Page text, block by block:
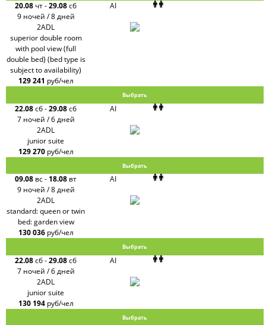
20.08 чт-29.08сб
9 ночей / 8 дней
AI
2ADL
superior double room
with pool view (full
double bed) (bed type is
subject to availability)
129 241 руб/чел
Выбрать
22.08сб-29.08сб
7 ночей / 6 дней
AI
2ADL
junior suite
129 270 руб/чел
Выбрать
09.08 вс- 18.08 вт
9 ночей / 8 дней
AI
2ADL
standard: queen or twin
bed: garden view
130 036 руб/чел
Выбрать
22.08сб-29.08сб
7 ночей / 6 дней
AI
2ADL
junior suite
130 194 руб/чел
Выбрать